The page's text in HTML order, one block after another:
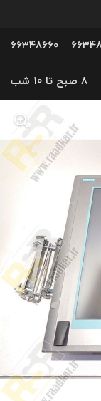
66348680 –
8 صبح تا 10 شب